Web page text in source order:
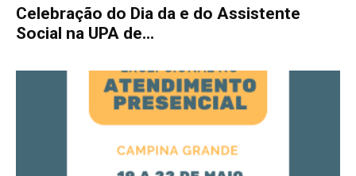
Celebração do Dia da e do Assistente
Social na UPA de...